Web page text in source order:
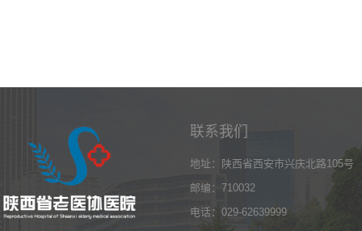
联系我们
地址：陕西省西安市兴庆北路105号
邮编：710032
电话：029-62639999